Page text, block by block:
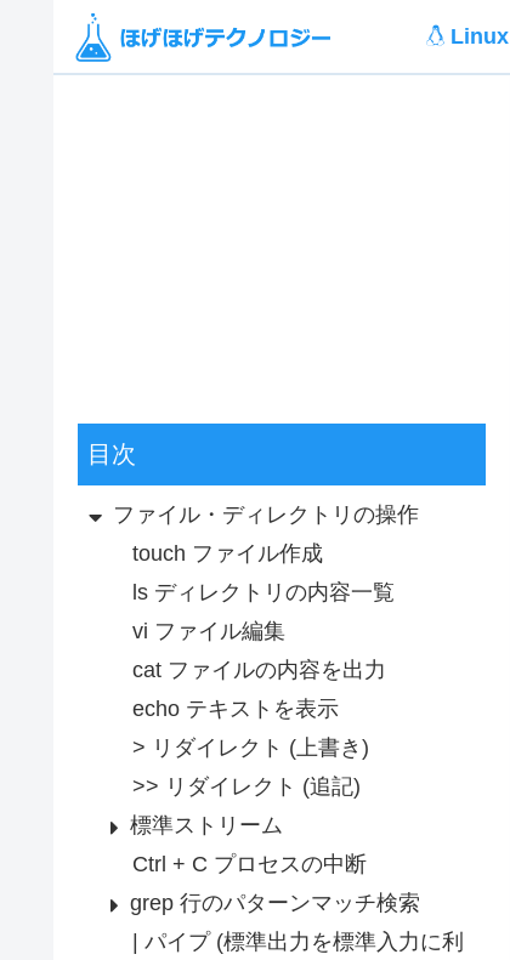
Linux
目次
ファイル・ディレクトリの操作
touch ファイル作成
ls ディレクトリの内容一覧
vi ファイル編集
cat ファイルの内容を出力
echo テキストを表示
> リダイレクト (上書き)
>> リダイレクト (追記)
標準ストリーム
Ctrl + C プロセスの中断
grep 行のパターンマッチ検索
| パイプ (標準出力を標準入力に利